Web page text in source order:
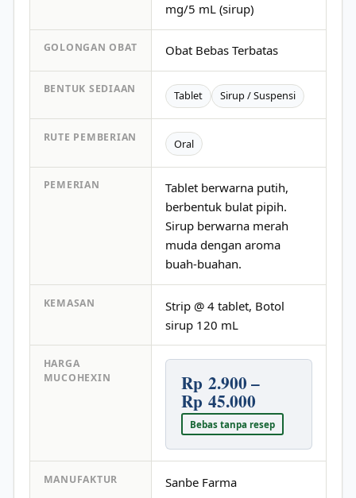
mg/5 mL (sirup)
GOLONGAN OBAT Obat Bebas Terbatas
BENTUK SEDIAAN Tablet Sirup / Suspensi
RUTE PEMBERIAN Oral
PEMERIAN
Tablet berwarna putih,
berbentuk bulat pipih.
Sirup berwarna merah
muda dengan aroma
buah-buahan.
KEMASAN
Strip @ 4 tablet, Botol
sirup 120 mL
HARGA
MUCOHEXIN
Rp 2.900 –
Rp 45.000
Bebas tanpa resep
MANUFAKTUR Sanbe Farma